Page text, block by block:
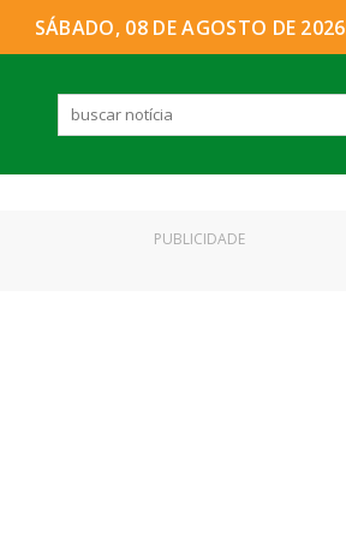
SÁBADO, 08 DE AGOSTO DE 2026
PUBLICIDADE